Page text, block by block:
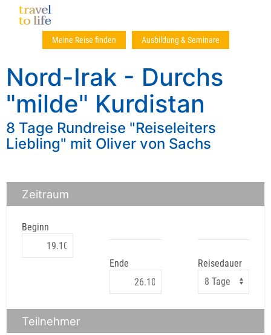
Meine Reise finden Ausbildung & Seminare
Nord-Irak - Durchs
"milde" Kurdistan
8 Tage Rundreise "Reiseleiters
Liebling" mit Oliver von Sachs
Zeitraum
Beginn
Ende Reisedauer
Teilnehmer